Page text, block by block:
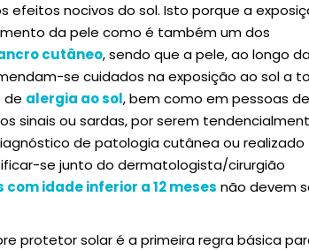
nocivos do sol. Isto porque a
da pele como é também um dos
cutâneo, sendo que a pele, ao longo
se cuidados na exposição ao sol a
de alergia ao sol, bem como em pessoas de
sinais ou sardas, por serem
de patologia cutânea ou realizado
se junto do dermatologista/cirurgião
com idade inferior a 12 meses não devem
protetor solar é a primeira regra básica